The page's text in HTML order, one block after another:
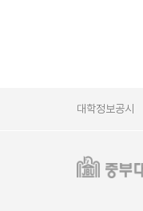
대학정보공시